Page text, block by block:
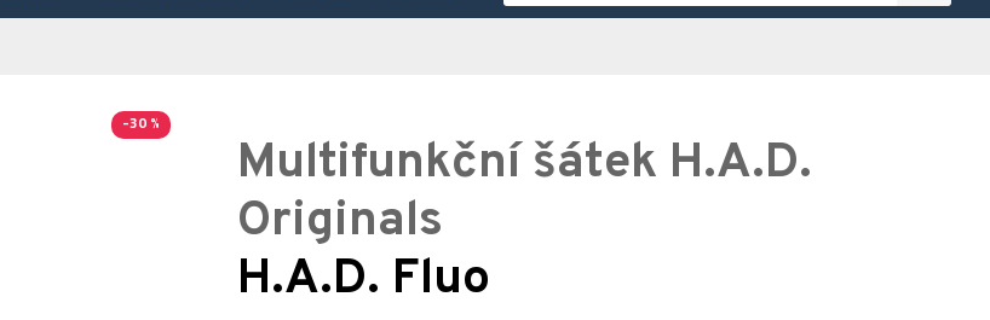
-30 %
Multifunkční šátek H.A.D.
Originals
H.A.D. Fluo